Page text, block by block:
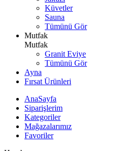
Küvetler
Sauna
Tümünü Gör
Mutfak
Mutfak
Granit Eviye
Tümünü Gör
Ayna
Fırsat Ürünleri
AnaSayfa
Siparişlerim
Kategoriler
Mağazalarımız
Favoriler